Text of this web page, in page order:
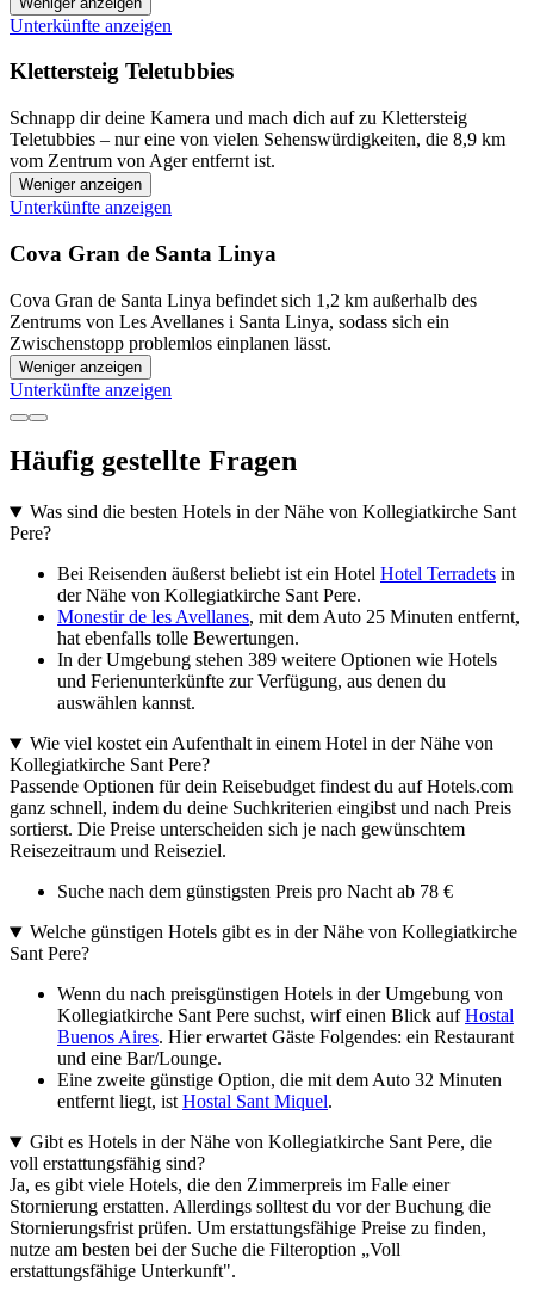
Unterkünfte anzeigen
Klettersteig Teletubbies
Schnapp dir deine Kamera und mach dich auf zu Klettersteig
Teletubbies – nur eine von vielen Sehenswürdigkeiten, die 8,9 km
vom Zentrum von Ager entfernt ist.
Weniger anzeigen
Unterkünfte anzeigen
Cova Gran de Santa Linya
Cova Gran de Santa Linya befindet sich 1,2 km außerhalb des
Zentrums von Les Avellanes i Santa Linya, sodass sich ein
Zwischenstopp problemlos einplanen lässt.
Weniger anzeigen
Unterkünfte anzeigen
Häufig gestellte Fragen
Was sind die besten Hotels in der Nähe von Kollegiatkirche Sant
Pere?
Bei Reisenden äußerst beliebt ist ein Hotel Hotel Terradets in
der Nähe von Kollegiatkirche Sant Pere.
Monestir de les Avellanes, mit dem Auto 25 Minuten entfernt,
hat ebenfalls tolle Bewertungen.
In der Umgebung stehen 389 weitere Optionen wie Hotels
und Ferienunterkünfte zur Verfügung, aus denen du
auswählen kannst.
Wie viel kostet ein Aufenthalt in einem Hotel in der Nähe von
Kollegiatkirche Sant Pere?
Passende Optionen für dein Reisebudget findest du auf Hotels.com
ganz schnell, indem du deine Suchkriterien eingibst und nach Preis
sortierst. Die Preise unterscheiden sich je nach gewünschtem
Reisezeitraum und Reiseziel.
Suche nach dem günstigsten Preis pro Nacht ab 78 €
Welche günstigen Hotels gibt es in der Nähe von Kollegiatkirche
Sant Pere?
Wenn du nach preisgünstigen Hotels in der Umgebung von
Kollegiatkirche Sant Pere suchst, wirf einen Blick aufHostal
Buenos Aires. Hier erwartet Gäste Folgendes: ein Restaurant
und eine Bar/Lounge.
Eine zweite günstige Option, die mit dem Auto 32 Minuten
entfernt liegt, ist Hostal Sant Miquel.
Gibt es Hotels in der Nähe von Kollegiatkirche Sant Pere, die
voll erstattungsfähig sind?
Ja, es gibt viele Hotels, die den Zimmerpreis im Falle einer
Stornierung erstatten. Allerdings solltest du vor der Buchung die
Stornierungsfrist prüfen. Um erstattungsfähige Preise zu finden,
nutze am besten bei der Suche die Filteroption „Voll
erstattungsfähige Unterkunft".